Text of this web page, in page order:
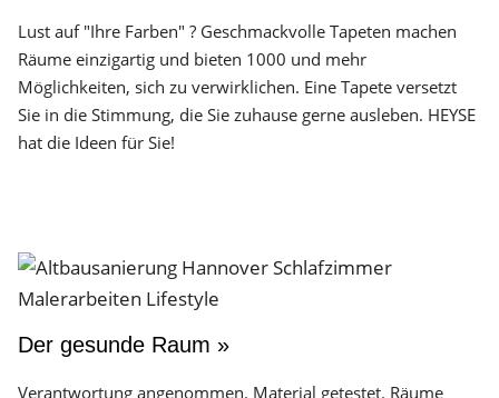
Lust auf "Ihre Farben" ? Geschmackvolle Tapeten machen
Räume einzigartig und bieten 1000 und mehr
Möglichkeiten, sich zu verwirklichen. Eine Tapete versetzt
Sie in die Stimmung, die Sie zuhause gerne ausleben. HEYSE
hat die Ideen für Sie!
Der gesunde Raum »
Verantwortung angenommen. Material getestet. Räume